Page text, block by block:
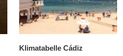
Klimatabelle Cádiz